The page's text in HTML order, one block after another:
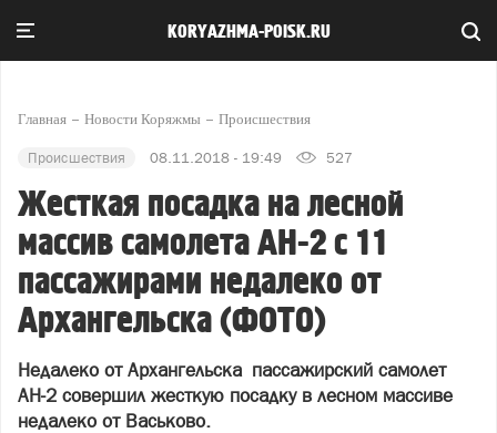
KORYAZHMA-POISK.RU
Главная Новости Коряжмы Происшествия
Происшествия 08.11.2018 - 19:49 527
Жесткая посадка на лесной
массив самолета АН-2 с 11
пассажирами недалеко от
Архангельска (ФОТО)
Недалеко от Архангельска пассажирский самолет
АН-2 совершил жесткую посадку в лесном массиве
недалеко от Васьково.